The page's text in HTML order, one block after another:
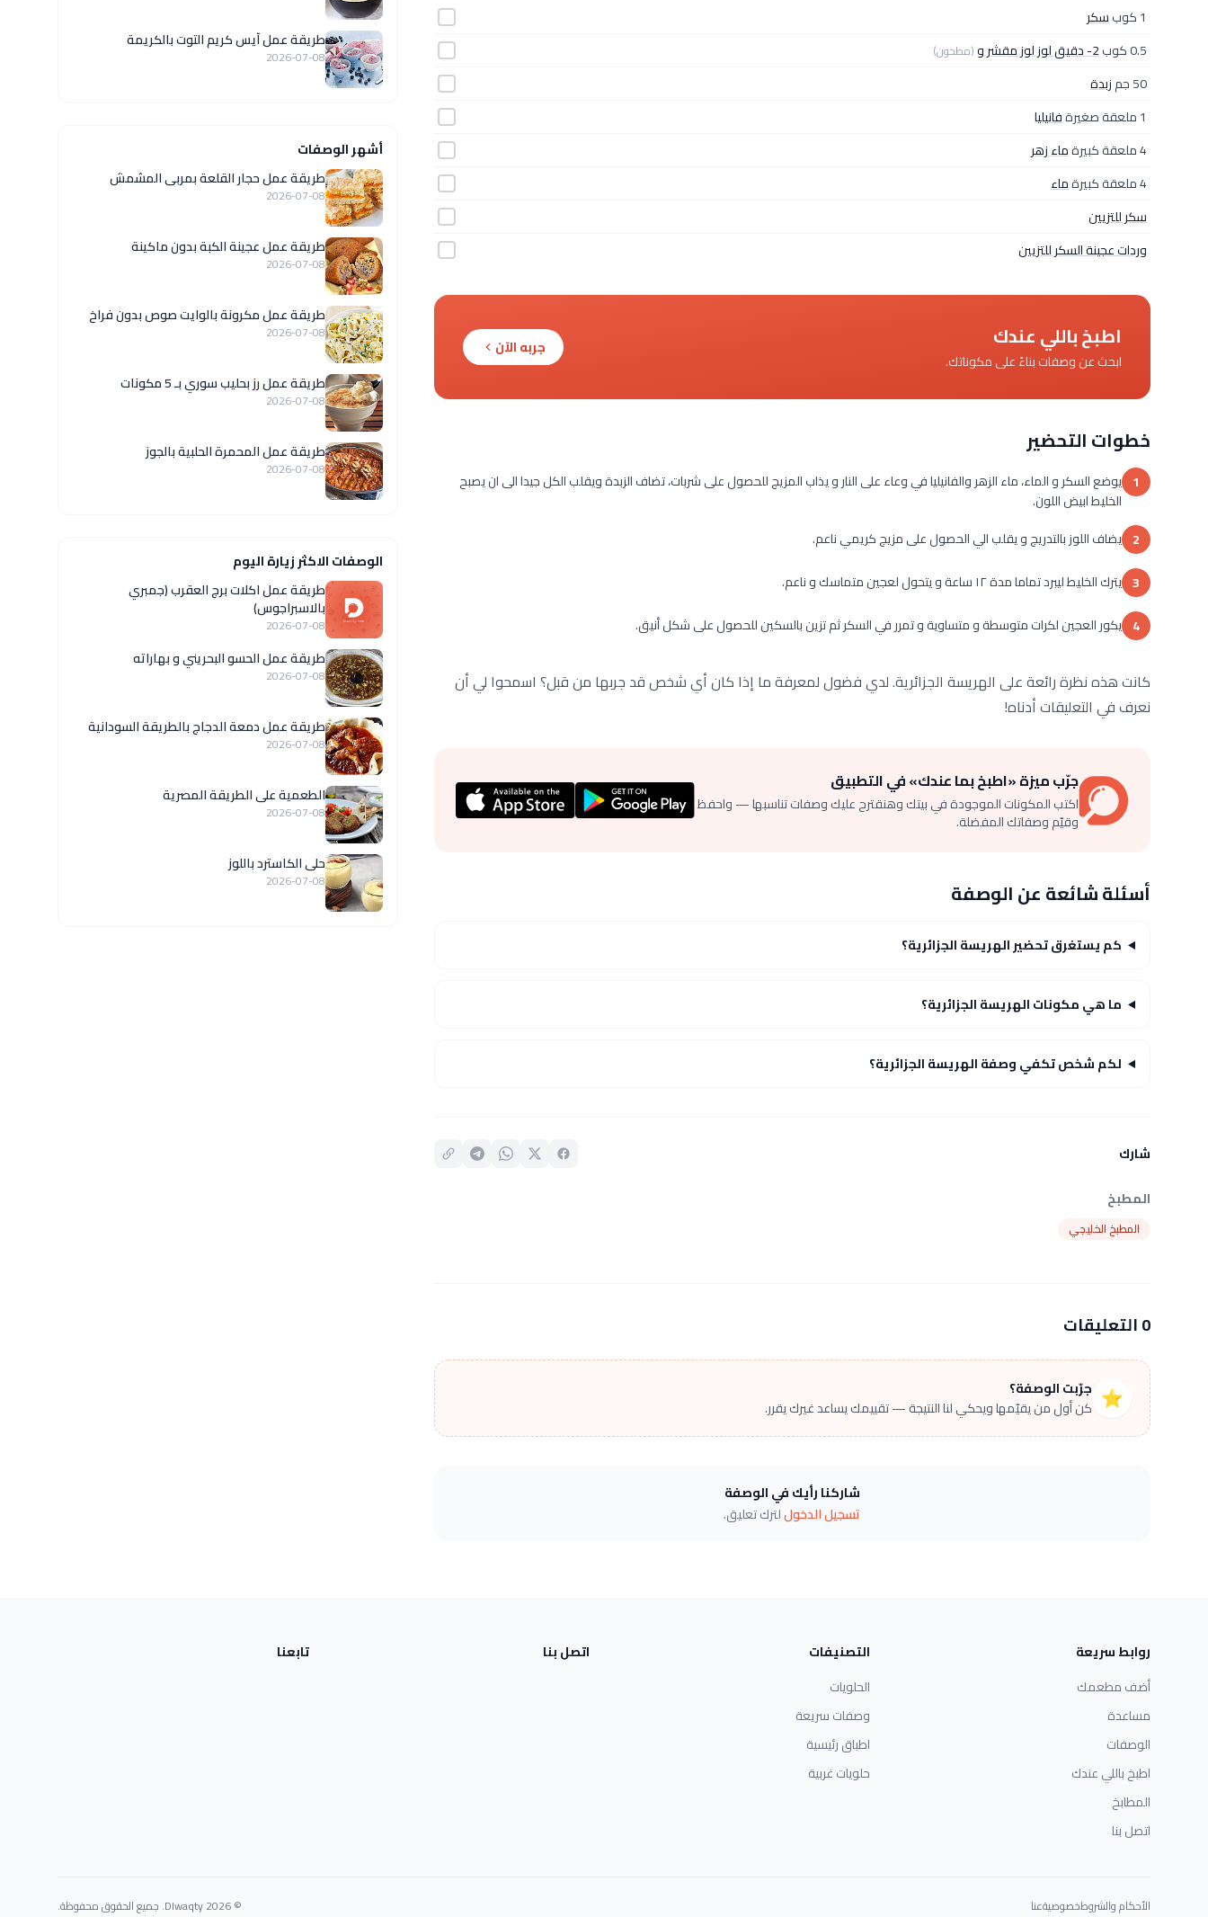
1 كوب
سكر
0.5 كوب
2- دقيق لوز لوز مقشر و (مطحون)
50 جم
زبدة
1 ملعقة صغيرة
فانيليا
4 ملعقة كبيرة
ماء زهر
4 ملعقة كبيرة
ماء
سكر للتزيين
وردات عجينة السكر للتزيين
اطبخ باللي عندك
ابحث عن وصفات بناءً على مكوناتك.
جربه الآن
خطوات التحضير
1 يوضع السكر و الماء، ماء الزهر والفانيليا في وعاء على النار و يذاب المزيج للحصول على شربات، تضاف الزبدة ويقلب الكل جيدا الى ان يصبح
الخليط ابيض اللون.
2 يضاف اللوز بالتدريج و يقلب الي الحصول على مزيج كريمي ناعم.
3 يترك الخليط ليبرد تماما مدة ١٢ ساعة و يتحول لعجين متماسك و ناعم.
4 يكور العجين لكرات متوسطة و متساوية و تمرر في السكر ثم تزين بالسكين للحصول على شكل أنيق.
كانت هذه نظرة رائعة على الهريسة الجزائرية. لدي فضول لمعرفة ما إذا كان أي شخص قد جربها من قبل؟ اسمحوا لي أن
نعرف في التعليقات أدناه!
جرّب ميزة «اطبخ بما عندك» في التطبيق
اكتب المكونات الموجودة في بيتك وهنقترح عليك وصفات تناسبها — واحفظ
وقيّم وصفاتك المفضلة.
أسئلة شائعة عن الوصفة
كم يستغرق تحضير الهريسة الجزائرية؟
ما هي مكونات الهريسة الجزائرية؟
لكم شخص تكفي وصفة الهريسة الجزائرية؟
شارك
المطبخ
المطبخ الخليجي
0 التعليقات
⭐ جرّبت الوصفة؟
كن أول من يقيّمها ويحكي لنا النتيجة — تقييمك يساعد غيرك يقرر.
شاركنا رأيك في الوصفة
تسجيل الدخوللترك تعليق.
طريقة عمل آيس كريم التوت بالكريمة
2026-07-08
أشهر الوصفات
طريقة عمل حجار القلعة بمربى المشمش
2026-07-08
طريقة عمل عجينة الكبة بدون ماكينة
2026-07-08
طريقة عمل مكرونة بالوايت صوص بدون فراخ
2026-07-08
طريقة عمل رز بحليب سوري بـ 5 مكونات
2026-07-08
طريقة عمل المحمرة الحلبية بالجوز
2026-07-08
الوصفات الاكثر زيارة اليوم
طريقة عمل اكلات برج العقرب (جمبري
بالاسبراجوس)
2026-07-08
طريقة عمل الحسو البحريني و بهاراته
2026-07-08
طريقة عمل دمعة الدجاج بالطريقة السودانية
2026-07-08
الطعمية على الطريقة المصرية
2026-07-08
حلى الكاسترد باللوز
2026-07-08
روابط سريعة
أضف مطعمك
مساعدة
الوصفات
اطبخ باللي عندك
المطابخ
اتصل بنا
التصنيفات
الحلويات
وصفات سريعة
اطباق رئيسية
حلويات غربية
اتصل بنا تابعنا
الأحكام والشروطخصوصيةعنا © 2026 Dlwaqty. جميع الحقوق محفوظة.